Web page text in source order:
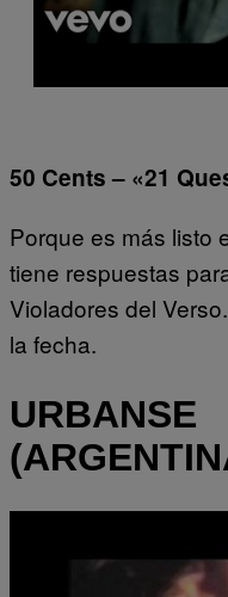
50 Cents – «21
Porque es más listo
tiene respuestas
Violadores del
la fecha.
URBANSE